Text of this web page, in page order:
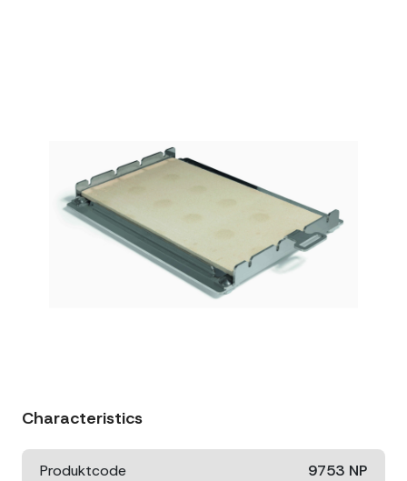
Characteristics
Produktcode 9753 NP